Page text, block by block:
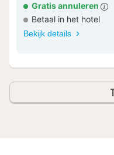
Gratis annuleren
Betaal in het hotel
Bekijk details